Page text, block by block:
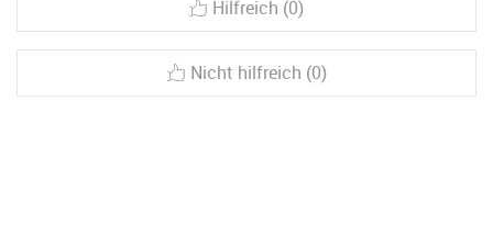
Hilfreich (0)
Nicht hilfreich (0)